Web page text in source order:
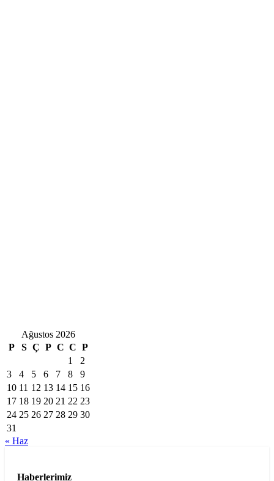
Ağustos 2026
P
S Ç P C C P
1
2
3
4 5 6 7 8
9
10 11 12 13 14 15 16
17 18 19 20 21 22 23
24 25 26 27 28 29 30
31
« Haz
Haberlerimiz